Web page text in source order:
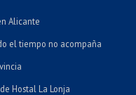
Alicante
el tiempo no acompaña
Hostal La Lonja